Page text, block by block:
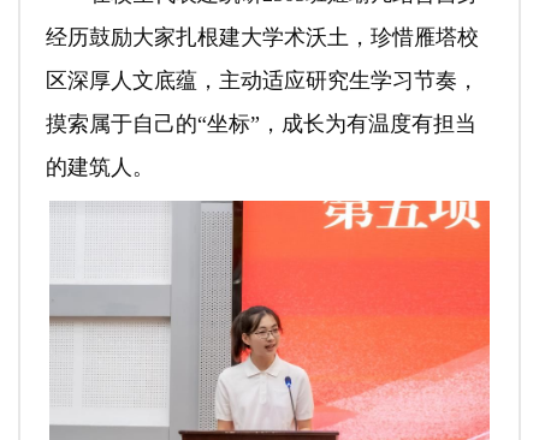
经历鼓励大家扎根建大学术沃土，珍惜雁塔校
区深厚人文底蕴，主动适应研究生学习节奏，
摸索属于自己的“坐标”，成长为有温度有担当
的建筑人。